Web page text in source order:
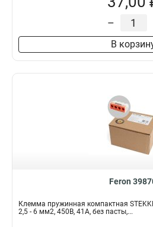
–
В
Feron
Клемма пружинная компактная
2,5 - 6 мм2, 450В, 41А, без пасты,...